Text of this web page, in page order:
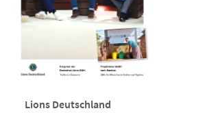
Lions Deutschland